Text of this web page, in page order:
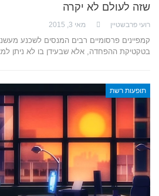
שזה לעולם לא יקרה
רועי פרבשטיין מאי 3, 2015
קמפיינים פרסומיים רבים המנסים לשכנע
בטקטיקת ההפחדה, אלא שבעידן בו לא ניתן
תופעות רשת